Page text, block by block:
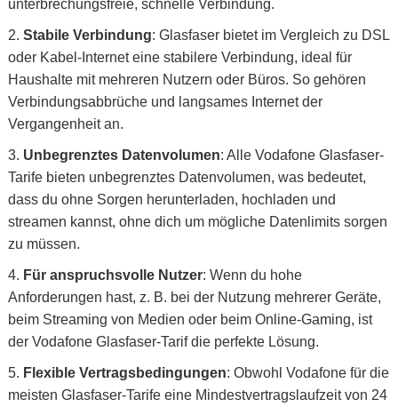
unterbrechungsfreie, schnelle Verbindung.
Stabile Verbindung: Glasfaser bietet im Vergleich zu DSL
oder Kabel-Internet eine stabilere Verbindung, ideal für
Haushalte mit mehreren Nutzern oder Büros. So gehören
Verbindungsabbrüche und langsames Internet der
Vergangenheit an.
Unbegrenztes Datenvolumen: Alle Vodafone Glasfaser-
Tarife bieten unbegrenztes Datenvolumen, was bedeutet,
dass du ohne Sorgen herunterladen, hochladen und
streamen kannst, ohne dich um mögliche Datenlimits sorgen
zu müssen.
Für anspruchsvolle Nutzer: Wenn du hohe
Anforderungen hast, z. B. bei der Nutzung mehrerer Geräte,
beim Streaming von Medien oder beim Online-Gaming, ist
der Vodafone Glasfaser-Tarif die perfekte Lösung.
Flexible Vertragsbedingungen: Obwohl Vodafone für die
meisten Glasfaser-Tarife eine Mindestvertragslaufzeit von 24